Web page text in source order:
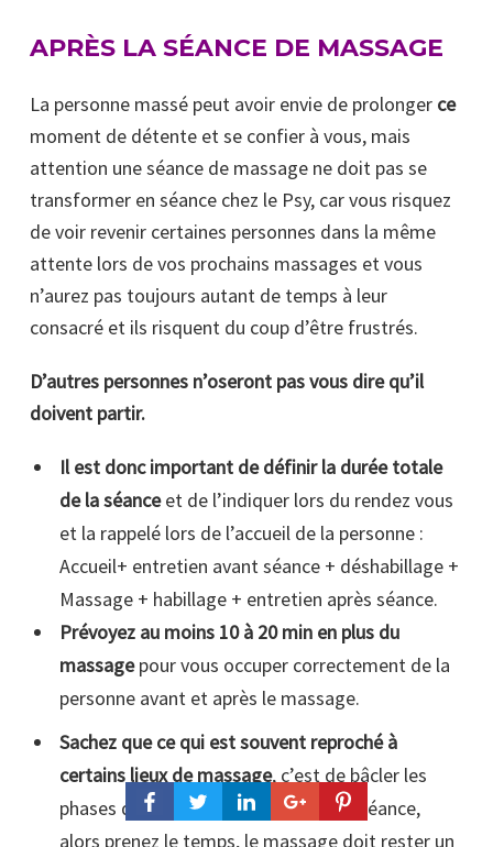
APRÈS LA SÉANCE DE MASSAGE
La personne massé peut avoir envie de prolonger ce
moment de détente et se confier à vous, mais
attention une séance de massage ne doit pas se
transformer en séance chez le Psy, car vous risquez
de voir revenir certaines personnes dans la même
attente lors de vos prochains massages et vous
n’aurez pas toujours autant de temps à leur
consacré et ils risquent du coup d’être frustrés.
D’autres personnes n’oseront pas vous dire qu’il
doivent partir.
Il est donc important de définir la durée totale
de la séanceet de l’indiquer lors du rendez vous
et la rappelé lors de l’accueil de la personne :
Accueil+ entretien avant séance + déshabillage +
Massage + habillage + entretien après séance.
Prévoyez au moins 10 à 20 min en plus du
massagepour vous occuper correctement de la
personne avant et après le massage.
Sachez que ce qui est souvent reproché à
certains lieux de massage, c’est de bâcler les
phases d’accueil, d’écoute et l’après séance,
alors prenez le temps, le massage doit rester un